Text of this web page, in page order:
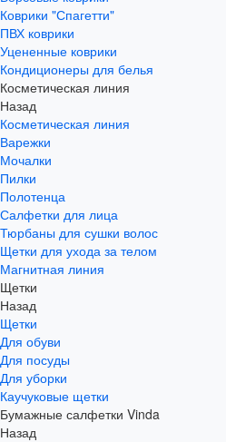
Коврики "Спагетти"
ПВХ коврики
Уцененные коврики
Кондиционеры для белья
Косметическая линия
Назад
Косметическая линия
Варежки
Мочалки
Пилки
Полотенца
Салфетки для лица
Тюрбаны для сушки волос
Щетки для ухода за телом
Магнитная линия
Щетки
Назад
Щетки
Для обуви
Для посуды
Для уборки
Каучуковые щетки
Бумажные салфетки Vinda
Назад